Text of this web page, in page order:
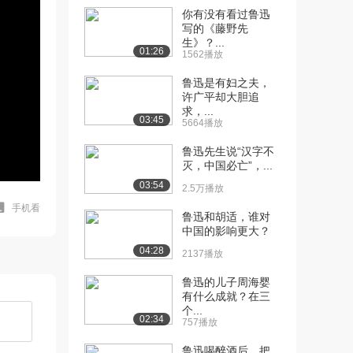
手机看
01:26
你有没有看过鲁迅
写的《藤野先
生》？...
1562播放
03:45
鲁迅是有妇之夫，
许广平却大胆追
求，...
5664播放
03:54
鲁迅先生说“汉字不
灭，中国必亡”，...
2.5万播放
04:28
鲁迅和胡适，谁对
中国的影响更大？
2137播放
02:34
鲁迅的儿子周海婴
有什么成就？在三
个...
757播放